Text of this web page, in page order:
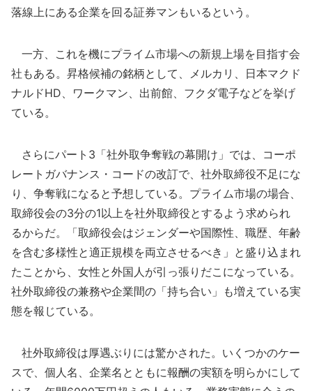
落線上にある企業を回る証券マンもいるという。
一方、これを機にプライム市場への新規上場を目指す会
社もある。昇格候補の銘柄として、メルカリ、日本マクド
ナルドHD、ワークマン、出前館、フクダ電子などを挙げ
ている。
さらにパート3「社外取争奪戦の幕開け」では、コーポ
レートガバナンス・コードの改訂で、社外取締役不足にな
り、争奪戦になると予想している。プライム市場の場合、
取締役会の3分の1以上を社外取締役とするよう求められ
るからだ。「取締役会はジェンダーや国際性、職歴、年齢
を含む多様性と適正規模を両立させるべき」と盛り込まれ
たことから、女性と外国人が引っ張りだこになっている。
社外取締役の兼務や企業間の「持ち合い」も増えている実
態を報じている。
社外取締役は厚遇ぶりには驚かされた。いくつかのケー
スで、個人名、企業名とともに報酬の実額を明らかにして